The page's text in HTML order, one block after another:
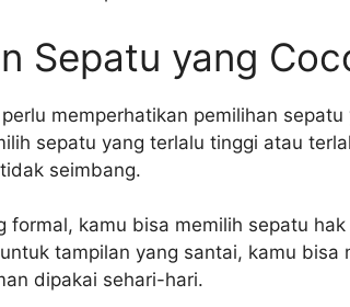
Sepatu yang
memperhatikan pemilihan
sepatu yang terlalu tinggi atau
seimbang.
formal, kamu bisa memilih sepatu
tampilan yang santai, kamu bisa
dipakai sehari-hari.